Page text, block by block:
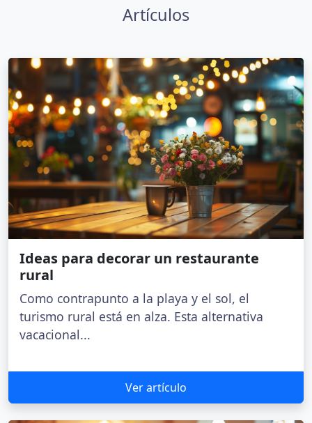
Artículos
Ideas para decorar un restaurante
rural
Como contrapunto a la playa y el sol, el
turismo rural está en alza. Esta alternativa
vacacional...
Ver artículo